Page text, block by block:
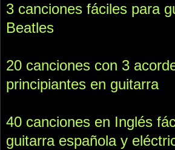
3 canciones fáciles para
Beatles
20 canciones con 3
principiantes en guitarra
40 canciones en Inglés
guitarra española y